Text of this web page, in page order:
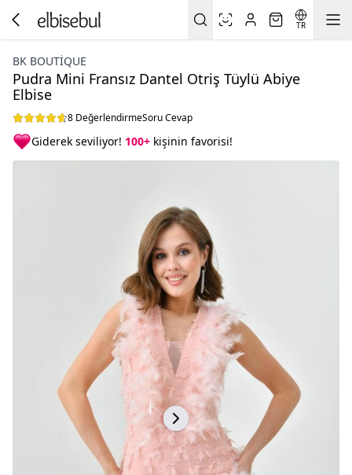
TR
BK BOUTİQUE
Pudra Mini Fransız Dantel Otriş Tüylü Abiye
Elbise
8 DeğerlendirmeSoru Cevap
Giderek seviliyor! 100+ kişinin favorisi!